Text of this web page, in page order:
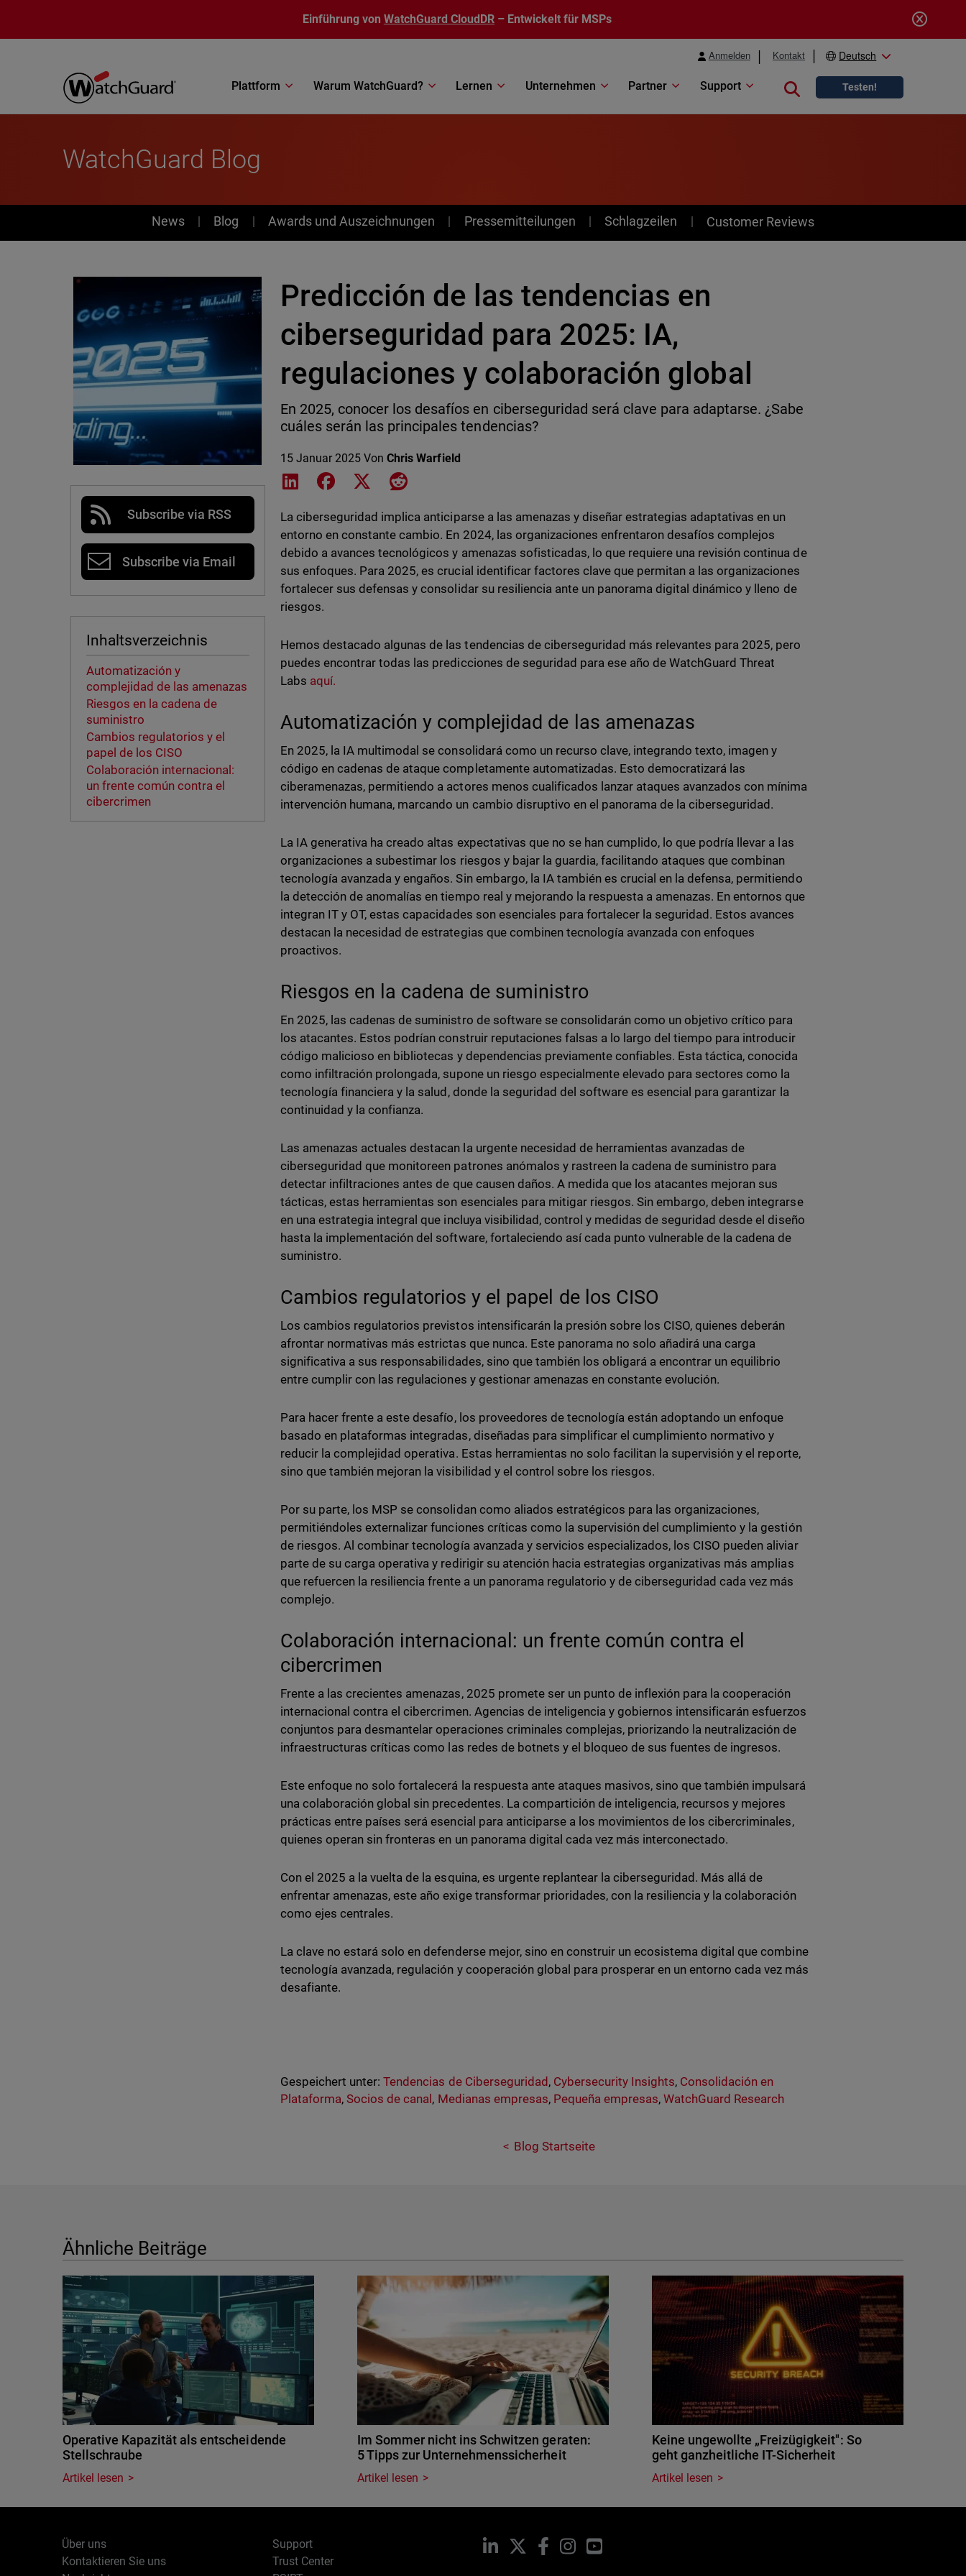
Einführung von WatchGuard CloudDR – Entwickelt für MSPs
Anmelden Kontakt Deutsch
Plattform Warum WatchGuard? Lernen Unternehmen Partner Support Close search
Testen!
WatchGuard Blog
News
News Blog Awards und Auszeichnungen Pressemitteilungen Schlagzeilen Customer Reviews
Subscribe via RSS
Subscribe via Email
Inhaltsverzeichnis
Automatización y
complejidad de las amenazas
Riesgos en la cadena de
suministro
Cambios regulatorios y el
papel de los CISO
Colaboración internacional:
un frente común contra el
cibercrimen
Predicción de las tendencias en
ciberseguridad para 2025: IA,
regulaciones y colaboración global
En 2025, conocer los desafíos en ciberseguridad será clave para adaptarse. ¿Sabe
cuáles serán las principales tendencias?
15 Januar 2025 VonChris Warfield
Share on LinkedIn
Share on Facebook
Share on XShare on Reddit
La ciberseguridad implica anticiparse a las amenazas y diseñar estrategias adaptativas en un
entorno en constante cambio. En 2024, las organizaciones enfrentaron desafíos complejos
debido a avances tecnológicos y amenazas sofisticadas, lo que requiere una revisión continua de
sus enfoques. Para 2025, es crucial identificar factores clave que permitan a las organizaciones
fortalecer sus defensas y consolidar su resiliencia ante un panorama digital dinámico y lleno de
riesgos.
Hemos destacado algunas de las tendencias de ciberseguridad más relevantes para 2025, pero
puedes encontrar todas las predicciones de seguridad para ese año de WatchGuard Threat
Labs aquí.
Automatización y complejidad de las amenazas
En 2025, la IA multimodal se consolidará como un recurso clave, integrando texto, imagen y
código en cadenas de ataque completamente automatizadas. Esto democratizará las
ciberamenazas, permitiendo a actores menos cualificados lanzar ataques avanzados con mínima
intervención humana, marcando un cambio disruptivo en el panorama de la ciberseguridad.
La IA generativa ha creado altas expectativas que no se han cumplido, lo que podría llevar a las
organizaciones a subestimar los riesgos y bajar la guardia, facilitando ataques que combinan
tecnología avanzada y engaños. Sin embargo, la IA también es crucial en la defensa, permitiendo
la detección de anomalías en tiempo real y mejorando la respuesta a amenazas. En entornos que
integran IT y OT, estas capacidades son esenciales para fortalecer la seguridad. Estos avances
destacan la necesidad de estrategias que combinen tecnología avanzada con enfoques
proactivos.
Riesgos en la cadena de suministro
En 2025, las cadenas de suministro de software se consolidarán como un objetivo crítico para
los atacantes. Estos podrían construir reputaciones falsas a lo largo del tiempo para introducir
código malicioso en bibliotecas y dependencias previamente confiables. Esta táctica, conocida
como infiltración prolongada, supone un riesgo especialmente elevado para sectores como la
tecnología financiera y la salud, donde la seguridad del software es esencial para garantizar la
continuidad y la confianza.
Las amenazas actuales destacan la urgente necesidad de herramientas avanzadas de
ciberseguridad que monitoreen patrones anómalos y rastreen la cadena de suministro para
detectar infiltraciones antes de que causen daños. A medida que los atacantes mejoran sus
tácticas, estas herramientas son esenciales para mitigar riesgos. Sin embargo, deben integrarse
en una estrategia integral que incluya visibilidad, control y medidas de seguridad desde el diseño
hasta la implementación del software, fortaleciendo así cada punto vulnerable de la cadena de
suministro.
Cambios regulatorios y el papel de los CISO
Los cambios regulatorios previstos intensificarán la presión sobre los CISO, quienes deberán
afrontar normativas más estrictas que nunca. Este panorama no solo añadirá una carga
significativa a sus responsabilidades, sino que también los obligará a encontrar un equilibrio
entre cumplir con las regulaciones y gestionar amenazas en constante evolución.
Para hacer frente a este desafío, los proveedores de tecnología están adoptando un enfoque
basado en plataformas integradas, diseñadas para simplificar el cumplimiento normativo y
reducir la complejidad operativa. Estas herramientas no solo facilitan la supervisión y el reporte,
sino que también mejoran la visibilidad y el control sobre los riesgos.
Por su parte, los MSP se consolidan como aliados estratégicos para las organizaciones,
permitiéndoles externalizar funciones críticas como la supervisión del cumplimiento y la gestión
de riesgos. Al combinar tecnología avanzada y servicios especializados, los CISO pueden aliviar
parte de su carga operativa y redirigir su atención hacia estrategias organizativas más amplias
que refuercen la resiliencia frente a un panorama regulatorio y de ciberseguridad cada vez más
complejo.
Colaboración internacional: un frente común contra el
cibercrimen
Frente a las crecientes amenazas, 2025 promete ser un punto de inflexión para la cooperación
internacional contra el cibercrimen. Agencias de inteligencia y gobiernos intensificarán esfuerzos
conjuntos para desmantelar operaciones criminales complejas, priorizando la neutralización de
infraestructuras críticas como las redes de botnets y el bloqueo de sus fuentes de ingresos.
Este enfoque no solo fortalecerá la respuesta ante ataques masivos, sino que también impulsará
una colaboración global sin precedentes. La compartición de inteligencia, recursos y mejores
prácticas entre países será esencial para anticiparse a los movimientos de los cibercriminales,
quienes operan sin fronteras en un panorama digital cada vez más interconectado.
Con el 2025 a la vuelta de la esquina, es urgente replantear la ciberseguridad. Más allá de
enfrentar amenazas, este año exige transformar prioridades, con la resiliencia y la colaboración
como ejes centrales.
La clave no estará solo en defenderse mejor, sino en construir un ecosistema digital que combine
tecnología avanzada, regulación y cooperación global para prosperar en un entorno cada vez más
desafiante.
Gespeichert unter: Tendencias de Ciberseguridad , Cybersecurity Insights, Consolidación en
Plataforma,Socios de canal , Medianas empresas, Pequeña empresas,WatchGuard Research
Blog Startseite
Ähnliche Beiträge
Operative Kapazität als entscheidende
Stellschraube
Artikel lesen
Im Sommer nicht ins Schwitzen geraten:
5 Tipps zur Unternehmenssicherheit
Artikel lesen
Keine ungewollte „Freizügigkeit": So
geht ganzheitliche IT-Sicherheit
Artikel lesen
Über uns
Kontaktieren Sie uns
Support
Trust Center
LinkedIn Facebook
InstagramYouTube